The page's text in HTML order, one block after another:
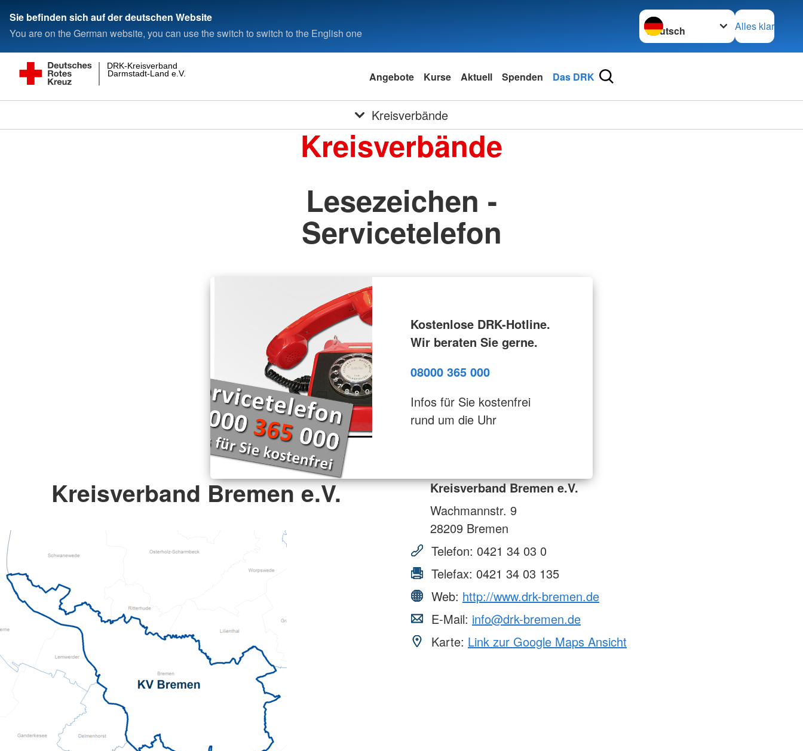
Sie befinden sich auf der deutschen Website
You are on the German website, you can use the switch to switch to the English one
Sprache wechseln zu
Alles klar
Darmstadt-Land e.V.
DRK-Kreisverband
Angebote Kurse Aktuell Spenden Das DRK
Kreisverbände
Kreisverbände
Lesezeichen -
Servicetelefon
Kostenlose DRK-Hotline.
Wir beraten Sie gerne.
08000 365 000
Infos für Sie kostenfrei
rund um die Uhr
Kreisverband Bremen e.V.
Kreisverband Bremen e.V.
Wachmannstr. 9
28209 Bremen
Telefon: 0421 34 03 0
Telefax: 0421 34 03 135
Web: http://www.drk-bremen.de
E-Mail: info@drk-bremen.de
Karte: Link zur Google Maps Ansicht